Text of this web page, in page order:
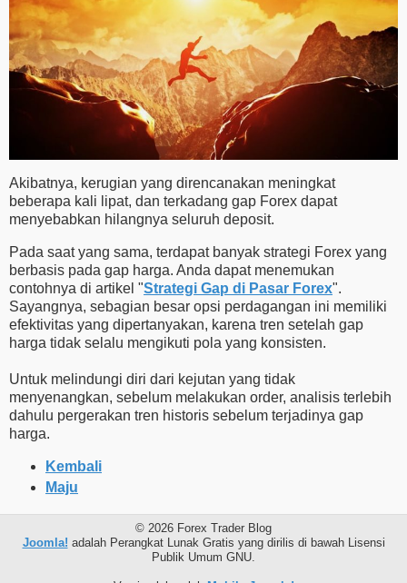
Akibatnya, kerugian yang direncanakan meningkat
beberapa kali lipat, dan terkadang gap Forex dapat
menyebabkan hilangnya seluruh deposit.
Pada saat yang sama, terdapat banyak strategi Forex yang
berbasis pada gap harga. Anda dapat menemukan
contohnya di artikel "Strategi Gap di Pasar Forex".
Sayangnya, sebagian besar opsi perdagangan ini memiliki
efektivitas yang dipertanyakan, karena tren setelah gap
harga tidak selalu mengikuti pola yang konsisten.
Untuk melindungi diri dari kejutan yang tidak
menyenangkan, sebelum melakukan order, analisis terlebih
dahulu pergerakan tren historis sebelum terjadinya gap
harga.
Kembali
Maju
© 2026 Forex Trader Blog
Joomla! adalah Perangkat Lunak Gratis yang dirilis di bawah Lisensi
Publik Umum GNU.